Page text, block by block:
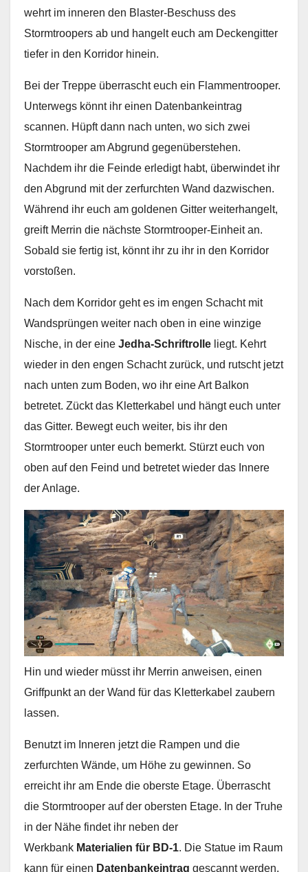
wehrt im inneren den Blaster-Beschuss des
Stormtroopers ab und hangelt euch am Deckengitter
tiefer in den Korridor hinein.
Bei der Treppe überrascht euch ein Flammentrooper.
Unterwegs könnt ihr einen Datenbankeintrag
scannen. Hüpft dann nach unten, wo sich zwei
Stormtrooper am Abgrund gegenüberstehen.
Nachdem ihr die Feinde erledigt habt, überwindet ihr
den Abgrund mit der zerfurchten Wand dazwischen.
Während ihr euch am goldenen Gitter weiterhangelt,
greift Merrin die nächste Stormtrooper-Einheit an.
Sobald sie fertig ist, könnt ihr zu ihr in den Korridor
vorstoßen.
Nach dem Korridor geht es im engen Schacht mit
Wandsprüngen weiter nach oben in eine winzige
Nische, in der eine Jedha-Schriftrolle liegt. Kehrt
wieder in den engen Schacht zurück, und rutscht jetzt
nach unten zum Boden, wo ihr eine Art Balkon
betretet. Zückt das Kletterkabel und hängt euch unter
das Gitter. Bewegt euch weiter, bis ihr den
Stormtrooper unter euch bemerkt. Stürzt euch von
oben auf den Feind und betretet wieder das Innere
der Anlage.
Hin und wieder müsst ihr Merrin anweisen, einen
Griffpunkt an der Wand für das Kletterkabel zaubern
lassen.
Benutzt im Inneren jetzt die Rampen und die
zerfurchten Wände, um Höhe zu gewinnen. So
erreicht ihr am Ende die oberste Etage. Überrascht
die Stormtrooper auf der obersten Etage. In der Truhe
in der Nähe findet ihr neben der
Werkbank Materialien für BD-1. Die Statue im Raum
kann für einen Datenbankeintrag gescannt werden.